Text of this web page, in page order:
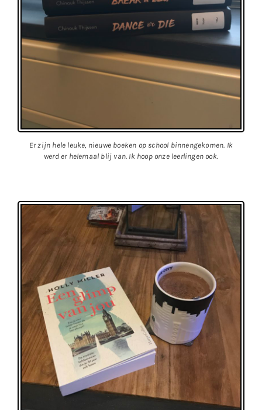
Er zijn hele leuke, nieuwe boeken op school binnengekomen. Ik
werd er helemaal blij van. Ik hoop onze leerlingen ook.